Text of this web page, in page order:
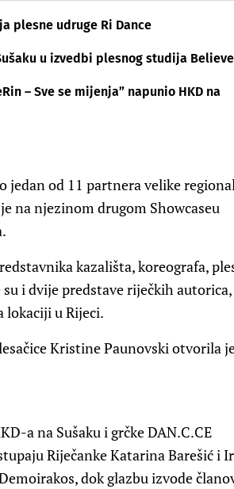
plesne udruge Ri Dance
u izvedbi plesnog studija Believe
– Sve se mijenja” napunio HKD na
jedan od 11 partnera velike
na njezinom drugom Showcaseu
kazališta, koreografa,
i dvije predstave riječkih
u Rijeci.
Kristine Paunovski otvorila
a na Sušaku i grčke DAN.C.CE
Riječanke Katarina Barešić i
dok glazbu izvode